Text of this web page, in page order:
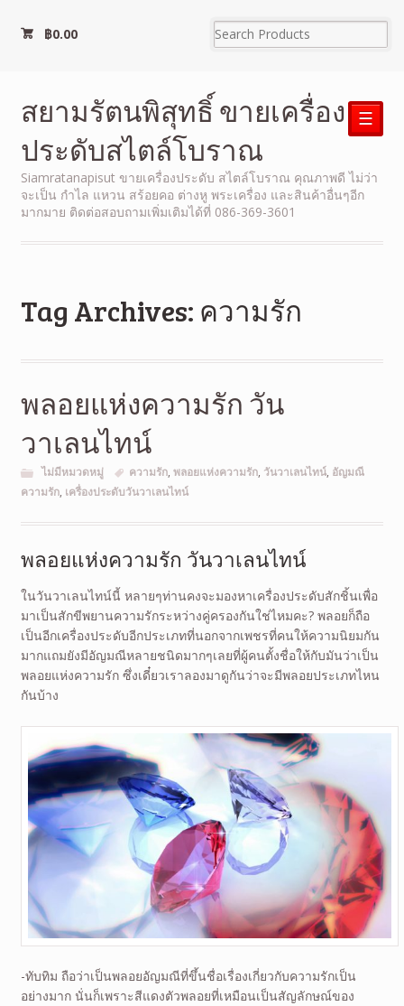
฿0.00
สยามรัตนพิสุทธิ์ ขายเครื่อง
ประดับสไตล์โบราณ
Siamratanapisut ขายเครื่องประดับ สไตล์โบราณ คุณภาพดี ไม่ว่า
จะเป็น กำไล แหวน สร้อยคอ ต่างหู พระเครื่อง และสินค้าอื่นๆอีก
มากมาย ติดต่อสอบถามเพิ่มเติมได้ที่ 086-369-3601
☰
Tag Archives: ความรัก
พลอยแห่งความรัก วัน
วาเลนไทน์
ไม่มีหมวดหมู่ ความรัก,พลอยแห่งความรัก, วันวาเลนไทน์, อัญมณี
ความรัก, เครื่องประดับวันวาเลนไทน์
พลอยแห่งความรัก วันวาเลนไทน์
ในวันวาเลนไทน์นี้ หลายๆท่านคงจะมองหาเครื่องประดับสักชิ้นเพื่อ
มาเป็นสักขีพยานความรักระหว่างคู่ครองกันใช่ไหมคะ? พลอยก็ถือ
เป็นอีกเครื่องประดับอีกประเภทที่นอกจากเพชรที่คนให้ความนิยมกัน
มากแถมยังมีอัญมณีหลายชนิดมากๆเลยที่ผู้คนตั้งชื่อให้กับมันว่าเป็น
พลอยแห่งความรัก ซึ่งเดี๋ยวเราลองมาดูกันว่าจะมีพลอยประเภทไหน
กันบ้าง
-ทับทิม ถือว่าเป็นพลอยอัญมณีที่ขึ้นชื่อเรื่องเกี่ยวกับความรักเป็น
อย่างมาก นั่นก็เพราะสีแดงตัวพลอยที่เหมือนเป็นสัญลักษณ์ของ